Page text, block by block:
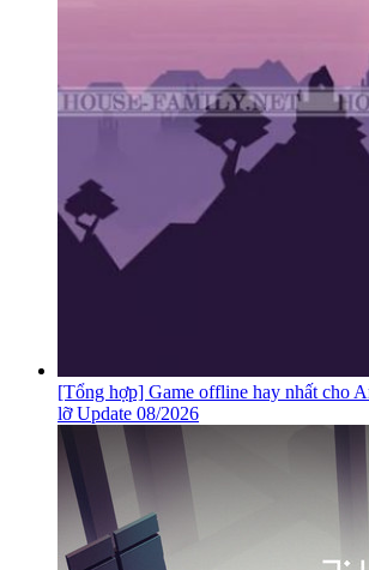
[Tổng hợp] Game offline hay nhất cho
lỡ Update 08/2026